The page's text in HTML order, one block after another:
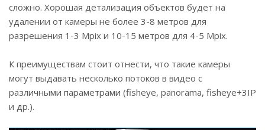
сложно. Хорошая детализация объектов будет на
удалении от камеры не более 3-8 метров для
разрешения 1-3 Mpix и 10-15 метров для 4-5 Mpix.
К преимуществам стоит отнести, что такие камеры
могут выдавать несколько потоков в видео с
различными параметрами (fisheye, panorama, fisheye+3IP
и др.).